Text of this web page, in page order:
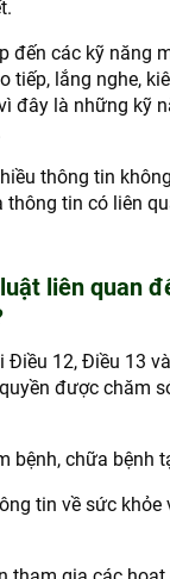
đến các kỹ năng
tiếp, lắng nghe,
đây là những kỹ
thông tin
thông tin có liên
liên quan
Điều 12, Điều 13
được chăm
bệnh, chữa bệnh
tin về sức